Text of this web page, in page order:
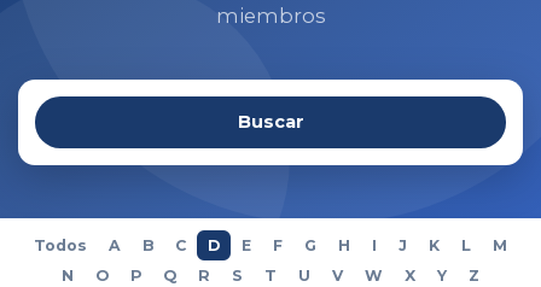
miembros
Buscar
Todos A B C D E F G H I J K L
M
N
O P Q R S T U V W X Y Z